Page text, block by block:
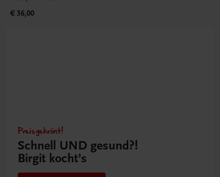
€ 36,00
Preisgekrönt!
Schnell UND gesund?!
Birgit kocht’s